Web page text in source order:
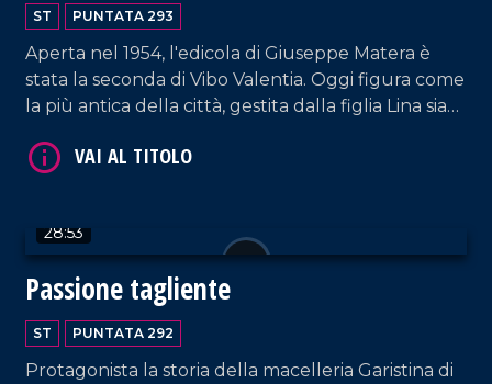
ST PUNTATA 293
Aperta nel 1954, l'edicola di Giuseppe Matera è
stata la seconda di Vibo Valentia. Oggi figura come
la più antica della città, gestita dalla figlia Lina sia
preservare la memoria e l'impegno di Giuseppe.
28:53
Passione tagliente
ST PUNTATA 292
Protagonista la storia della macelleria Garistina di
VAI AL TITOLO